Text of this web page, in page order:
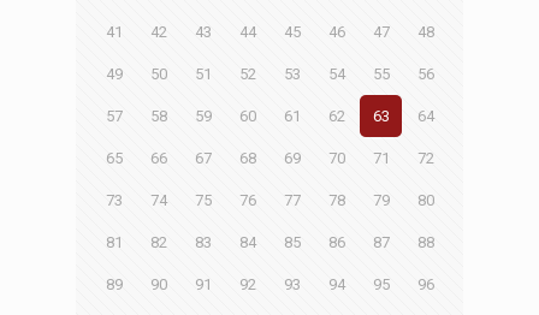
41 42 43 44 45 46 47 48
49 50 51 52 53 54 55 56
57 58 59 60 61 62 63 64
65 66 67 68 69 70 71 72
73 74 75 76 77 78 79 80
81 82 83 84 85 86 87 88
89 90 91 92 93 94 95 96